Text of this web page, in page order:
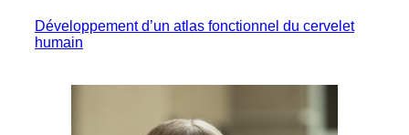
Développement d’un atlas fonctionnel du cervelet
humain